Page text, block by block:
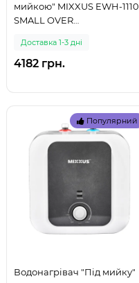
мийкою" MIXXUS EWH-1110
SMALL OVER
мокрий тен 1,5 kW (WH060
(999)
Доставка 1-3 дні
4182 грн.
Популярний
Водонагрівач "Під мийку"